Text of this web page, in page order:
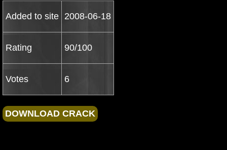
Added to site 2008-06-18
Rating 90/100
Votes 6